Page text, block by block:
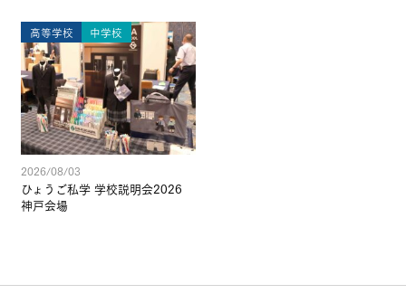
高等学校 中学校
2026/08/03
ひょうご私学 学校説明会2026
神戸会場